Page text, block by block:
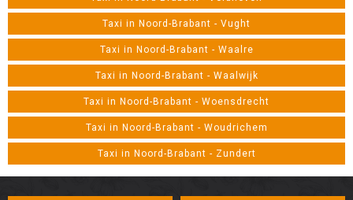
Taxi in Noord-Brabant - Vught
Taxi in Noord-Brabant - Waalre
Taxi in Noord-Brabant - Waalwijk
Taxi in Noord-Brabant - Woensdrecht
Taxi in Noord-Brabant - Woudrichem
Taxi in Noord-Brabant - Zundert